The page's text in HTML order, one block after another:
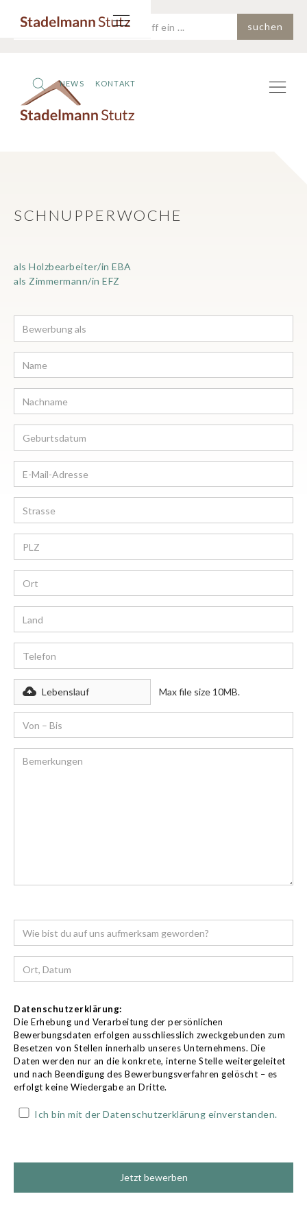
NEWS KONTAKT
SCHNUPPERWOCHE
als Holzbearbeiter/in EBA
als Zimmermann/in EFZ
Lebenslauf Max file size 10MB.
Datenschutzerklärung:
Die Erhebung und Verarbeitung der persönlichen
Bewerbungsdaten erfolgen ausschliesslich zweckgebunden zum
Besetzen von Stellen innerhalb unseres Unternehmens. Die
Daten werden nur an die konkrete, interne Stelle weitergeleitet
und nach Beendigung des Bewerbungsverfahren gelöscht – es
erfolgt keine Wiedergabe an Dritte.
Ich bin mit der Datenschutzerklärung einverstanden.